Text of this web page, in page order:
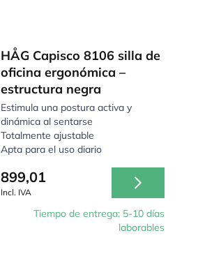
HÅG Capisco 8106 silla de
oficina ergonómica –
estructura negra
Estimula una postura activa y
dinámica al sentarse
Totalmente ajustable
Apta para el uso diario
899,01
Incl. IVA
Tiempo de entrega: 5-10 días
laborables